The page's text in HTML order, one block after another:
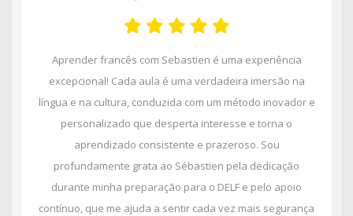
Aprender francês com Sebastien é uma experiência
excepcional! Cada aula é uma verdadeira imersão na
língua e na cultura, conduzida com um método inovador e
personalizado que desperta interesse e torna o
aprendizado consistente e prazeroso. Sou
profundamente grata ao Sébastien pela dedicação
durante minha preparação para o DELF e pelo apoio
contínuo, que me ajuda a sentir cada vez mais segurança